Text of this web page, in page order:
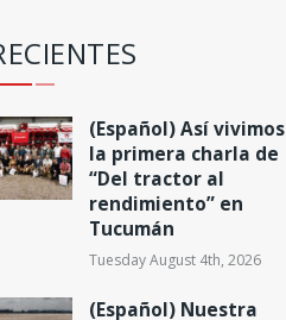
(Español) Así vivimos
la primera charla de
“Del tractor al
rendimiento” en
Tucumán
Tuesday August 4th, 2026
(Español) Nuestra